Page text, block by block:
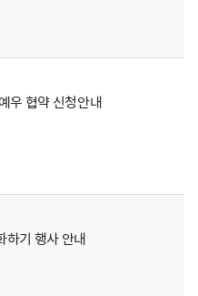
우 협약 신청안내
하기 행사 안내